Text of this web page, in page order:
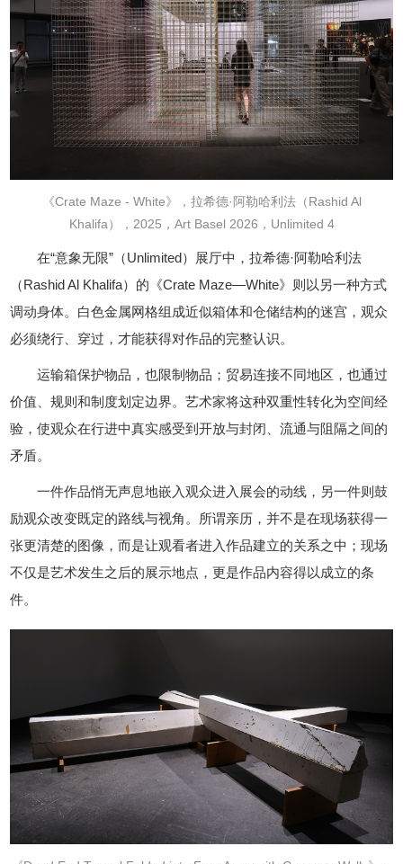
《Crate Maze - White》，拉希德·阿勒哈利法（Rashid Al
Khalifa），2025，Art Basel 2026，Unlimited 4
在“意象无限”（Unlimited）展厅中，拉希德·阿勒哈利法
（Rashid Al Khalifa）的《Crate Maze—White》则以另一种方式
调动身体。白色金属网格组成近似箱体和仓储结构的迷宫，观众
必须绕行、穿过，才能获得对作品的完整认识。
运输箱保护物品，也限制物品；贸易连接不同地区，也通过
价值、规则和制度划定边界。艺术家将这种双重性转化为空间经
验，使观众在行进中真实感受到开放与封闭、流通与阻隔之间的
矛盾。
一件作品悄无声息地嵌入观众进入展会的动线，另一件则鼓
励观众改变既定的路线与视角。所谓亲历，并不是在现场获得一
张更清楚的图像，而是让观看者进入作品建立的关系之中；现场
不仅是艺术发生之后的展示地点，更是作品内容得以成立的条
件。